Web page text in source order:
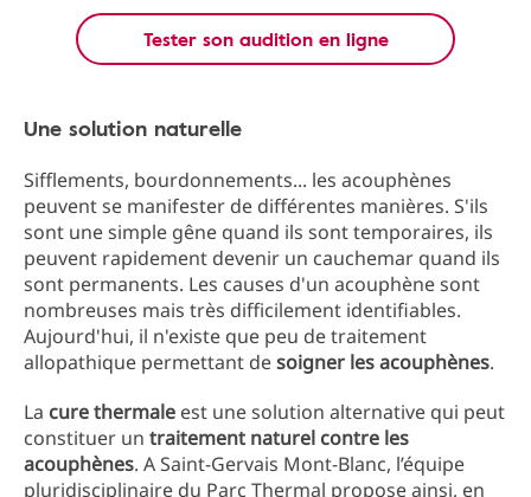
Tester son audition en ligne
Une solution naturelle
Sifflements, bourdonnements... les acouphènes
peuvent se manifester de différentes manières. S'ils
sont une simple gêne quand ils sont temporaires, ils
peuvent rapidement devenir un cauchemar quand ils
sont permanents. Les causes d'un acouphène sont
nombreuses mais très difficilement identifiables.
Aujourd'hui, il n'existe que peu de traitement
allopathique permettant desoigner les acouphènes.
La cure thermale est une solution alternative qui peut
constituer un traitement naturel contre les
acouphènes. A Saint-Gervais Mont-Blanc, l’équipe
pluridisciplinaire du Parc Thermal propose ainsi, en